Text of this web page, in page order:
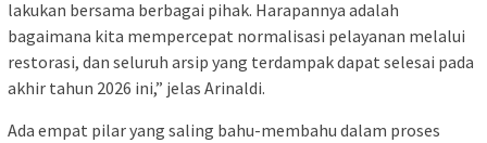
lakukan bersama berbagai pihak. Harapannya adalah
bagaimana kita mempercepat normalisasi pelayanan melalui
restorasi, dan seluruh arsip yang terdampak dapat selesai pada
akhir tahun 2026 ini,” jelas Arinaldi.
Ada empat pilar yang saling bahu-membahu dalam proses